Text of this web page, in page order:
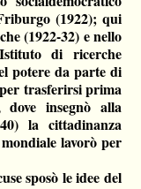
(1922); qui
(1922-32) e nello
di ricerche
potere da parte di
trasferirsi prima
insegnò alla
la cittadinanza
lavorò per
sposò le idee del